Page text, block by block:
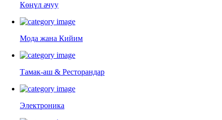
Көңүл ачуу
Мода жана Кийим
Тамак-аш & Ресторандар
Электроника